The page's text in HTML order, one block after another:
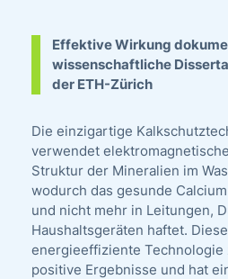
Effektive Wirkung
wissenschaftliche
der ETH-Zürich
Die einzigartige
verwendet
Struktur der Mineralien im
wodurch das gesunde
und nicht mehr in Leitungen,
Haushaltsgeräten haftet.
energieeffiziente
positive Ergebnisse und hat